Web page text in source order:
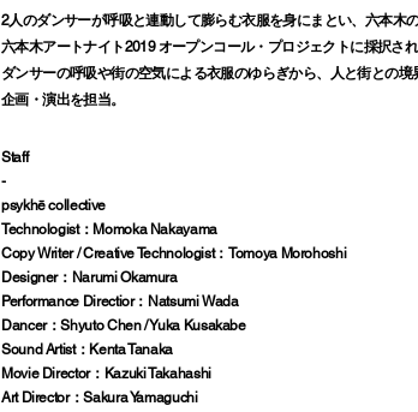
2人のダンサーが呼吸と連動して膨らむ衣服を身にまとい、六本木
六本木アートナイト2019 オープンコール・プロジェクトに採択さ
ダンサーの呼吸や街の空気による衣服のゆらぎから、人と街との境
企画・演出を担当。
Staff
-
psykhē collective
Technologist：Momoka Nakayama
Copy Writer / Creative Technologist：Tomoya Morohoshi
Designer：Narumi Okamura
Performance Directior：Natsumi Wada
Dancer：Shyuto Chen / Yuka Kusakabe
Sound Artist：Kenta Tanaka
Movie Director：Kazuki Takahashi
Art Director：Sakura Yamaguchi